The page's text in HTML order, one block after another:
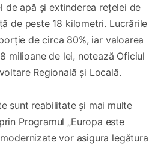
de apă și extinderea rețelei de
de peste 18 kilometri. Lucrările
de circa 80%, iar valoarea
milioane de lei, notează Oficiul
Regională și Locală.
sunt reabilitate și mai multe
Programul „Europa este
vor asigura legătura